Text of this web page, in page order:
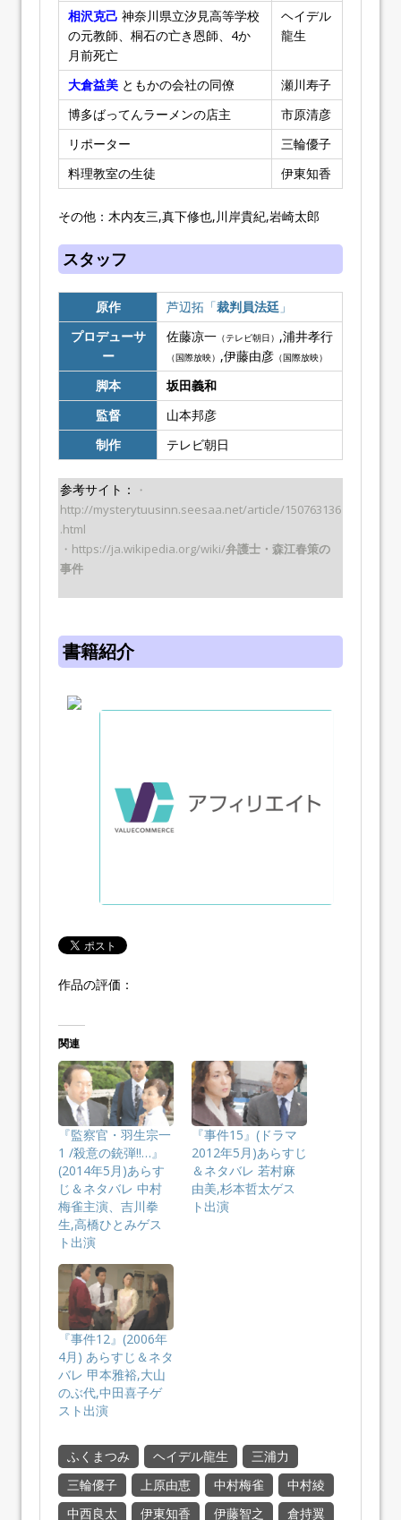
相沢克己 神奈川県立汐見高等学校
の元教師、桐石の亡き恩師、4か
月前死亡
ヘイデル
龍生
大倉益美 ともかの会社の同僚
瀬川寿子
博多ばってんラーメンの店主
市原清彦
リポーター
三輪優子
料理教室の生徒
伊東知香
その他：木内友三,真下修也,川岸貴紀,岩崎太郎
スタッフ
原作 芦辺拓「裁判員法廷 」
プロデューサ
ー
佐藤凉一 （テレビ朝日） ,浦井孝行
（国際放映） ,伊藤由彦 （国際放映）
脚本
坂田義和
監督
山本邦彦
制作
テレビ朝日
参考サイト：
・
http://mysterytuusinn.seesaa.net/article/150763136
.html
・https://ja.wikipedia.org/wiki/弁護士・森江春策の
事件
書籍紹介
作品の評価：
関連
『監察官・羽生宗一
1 /殺意の銃弾!!…』
(2014年5月)あらす
じ＆ネタバレ 中村
梅雀主演、吉川拳
生,高橋ひとみゲス
ト出演
『事件15』(ドラマ
2012年5月)あらすじ
＆ネタバレ 若村麻
由美,杉本哲太ゲス
ト出演
『事件12』(2006年
4月) あらすじ＆ネタ
バレ 甲本雅裕,大山
のぶ代,中田喜子ゲ
スト出演
ふくまつみ ヘイデル龍生
三浦力
三輪優子
上原由恵 中村梅雀
中村綾
中西良太
伊東知香 伊藤智之 倉持翼